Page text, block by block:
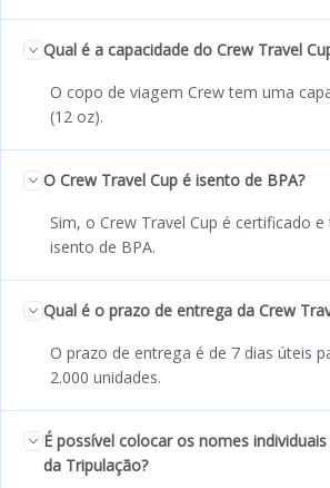
Qual é a capacidade do Crew Travel
O copo de viagem Crew tem uma
(12 oz).
O Crew Travel Cup é isento de BPA?
Sim, o Crew Travel Cup é certificado
isento de BPA.
Qual é o prazo de entrega da Crew
O prazo de entrega é de 7 dias úteis
2.000 unidades.
É possível colocar os nomes
da Tripulação?